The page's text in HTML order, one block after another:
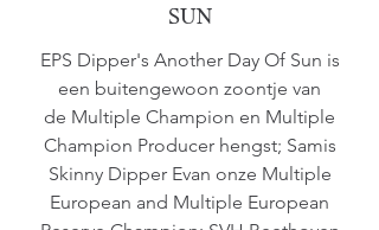
SUN
EPS Dipper's Another Day Of Sun is
een buitengewoon zoontje van
de Multiple Champion en Multiple
Champion Producer hengst; Samis
Skinny Dipper Evan onze Multiple
European and Multiple European